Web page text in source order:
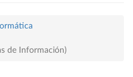
de Información)